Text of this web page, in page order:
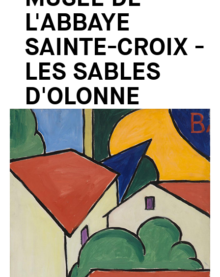
L'ABBAYE
SAINTE-CROIX -
LES SABLES
D'OLONNE